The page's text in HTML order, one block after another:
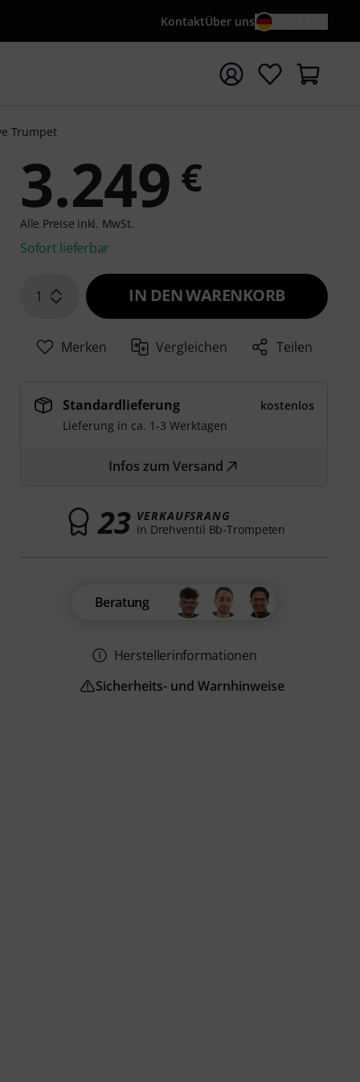
KontaktÜber uns
mit Suchwort {searchTerm} starten
Trumpet
3.249 €
Alle Preise inkl. MwSt.
Sofort lieferbar
1 IN DEN WARENKORB
Merken Vergleichen Teilen
Standardlieferung
kostenlos
Lieferung in ca. 1-3 Werktagen
Infos zum Versand
23 VERKAUFSRANG
in Drehventil Bb-Trompeten
Beratung
Herstellerinformationen
Sicherheits- und Warnhinweise